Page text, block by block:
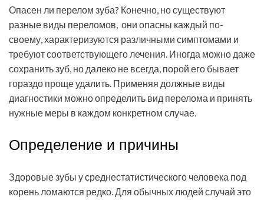
byАрзы Умерова
04.09.2016
Опасен ли перелом зуба? Конечно, но существуют
разные виды переломов, они опасны каждый по-
своему, характеризуются различными симптомами и
требуют соответствующего лечения. Иногда можно даже
сохранить зуб, но далеко не всегда, порой его бывает
гораздо проще удалить. Применяя должные виды
диагностики можно определить вид перелома и принять
нужные меры в каждом конкретном случае.
Определение и причины
Здоровые зубы у среднестатистического человека под
корень ломаются редко. Для обычных людей случай это